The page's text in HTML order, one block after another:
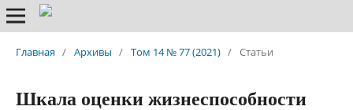
Главная / Архивы / Том 14 № 77 (2021) / Статьи
Шкала оценки жизнеспособности